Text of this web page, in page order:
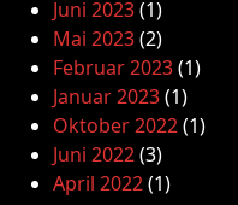
Juni 2023(1)
Mai 2023(2)
Februar 2023(1)
Januar 2023(1)
Oktober 2022(1)
Juni 2022(3)
April 2022(1)